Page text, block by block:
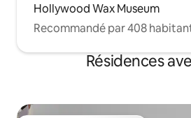
Hollywood Wax Museum
Recommandé par 408
Résidences